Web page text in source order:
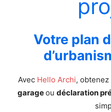
Votre plan
Avec Hello Archi,
garageou déclaration